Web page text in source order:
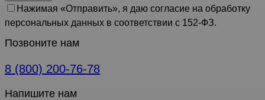
Нажимая «Отправить», я даю согласие на обработку
персональных данных в соответствии с 152-ФЗ.
Позвоните нам
8 (800) 200-76-78
Напишите нам